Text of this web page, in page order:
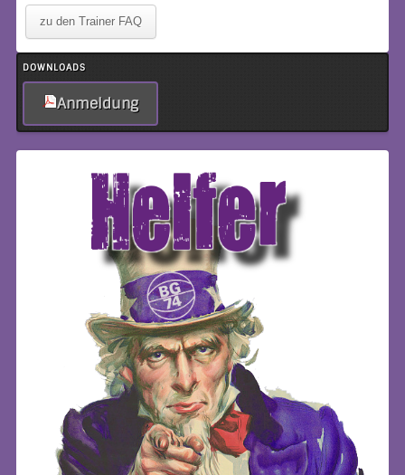
DOWNLOADS
Anmeldung
zu den Trainer FAQ